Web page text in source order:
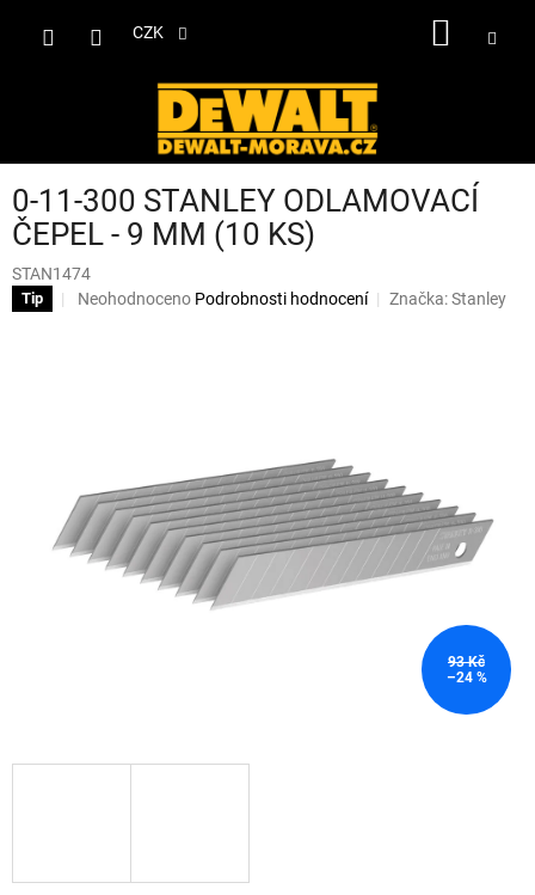
CZK
0-11-300 STANLEY ODLAMOVACÍ
ČEPEL - 9 MM (10 KS)
STAN1474
Tip
Průměrné
Neohodnoceno Podrobnosti hodnocení Značka:Stanley
93 Kč
–24 %